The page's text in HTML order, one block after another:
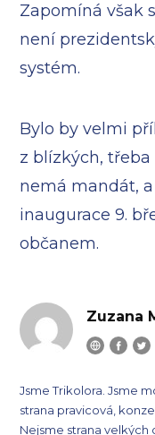
Zapomíná však
není
systém.
Bylo by velmi
z blízkých, třeba
nemá mandát,
inaugurace 9.
občanem.
Zuzana
Jsme Trikolora. Jsme
strana pravicová,
Nejsme strana